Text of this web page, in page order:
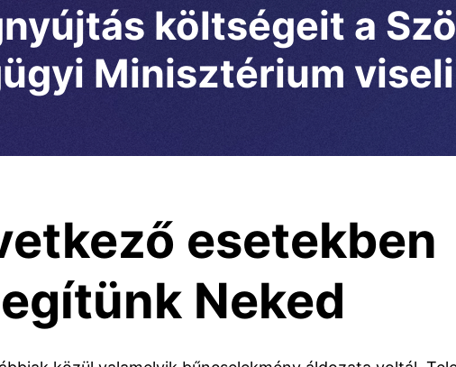
költségeit a
Minisztérium
esetekben
Neked